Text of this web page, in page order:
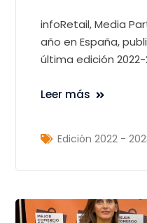
infoRetail, Media
año en España,
última edición 2022-
Leer más
Edición 2022 -